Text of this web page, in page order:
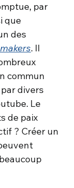
par
que
des
. Il
commun
divers
Le
de paix
? Créer un